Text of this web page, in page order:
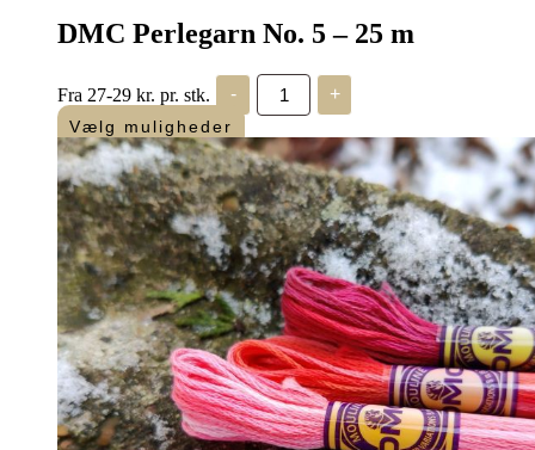
DMC Perlegarn No. 5 – 25 m
Fra 27-29 kr. pr. stk. -
DMC
Perlegarn
No.
5
-
25
m
antal
+
Vælg muligheder